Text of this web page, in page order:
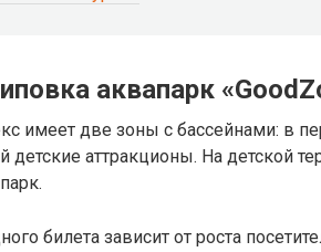
аквапарк
имеет две зоны с бассейнами: в
детские аттракционы. На детской
билета зависит от роста